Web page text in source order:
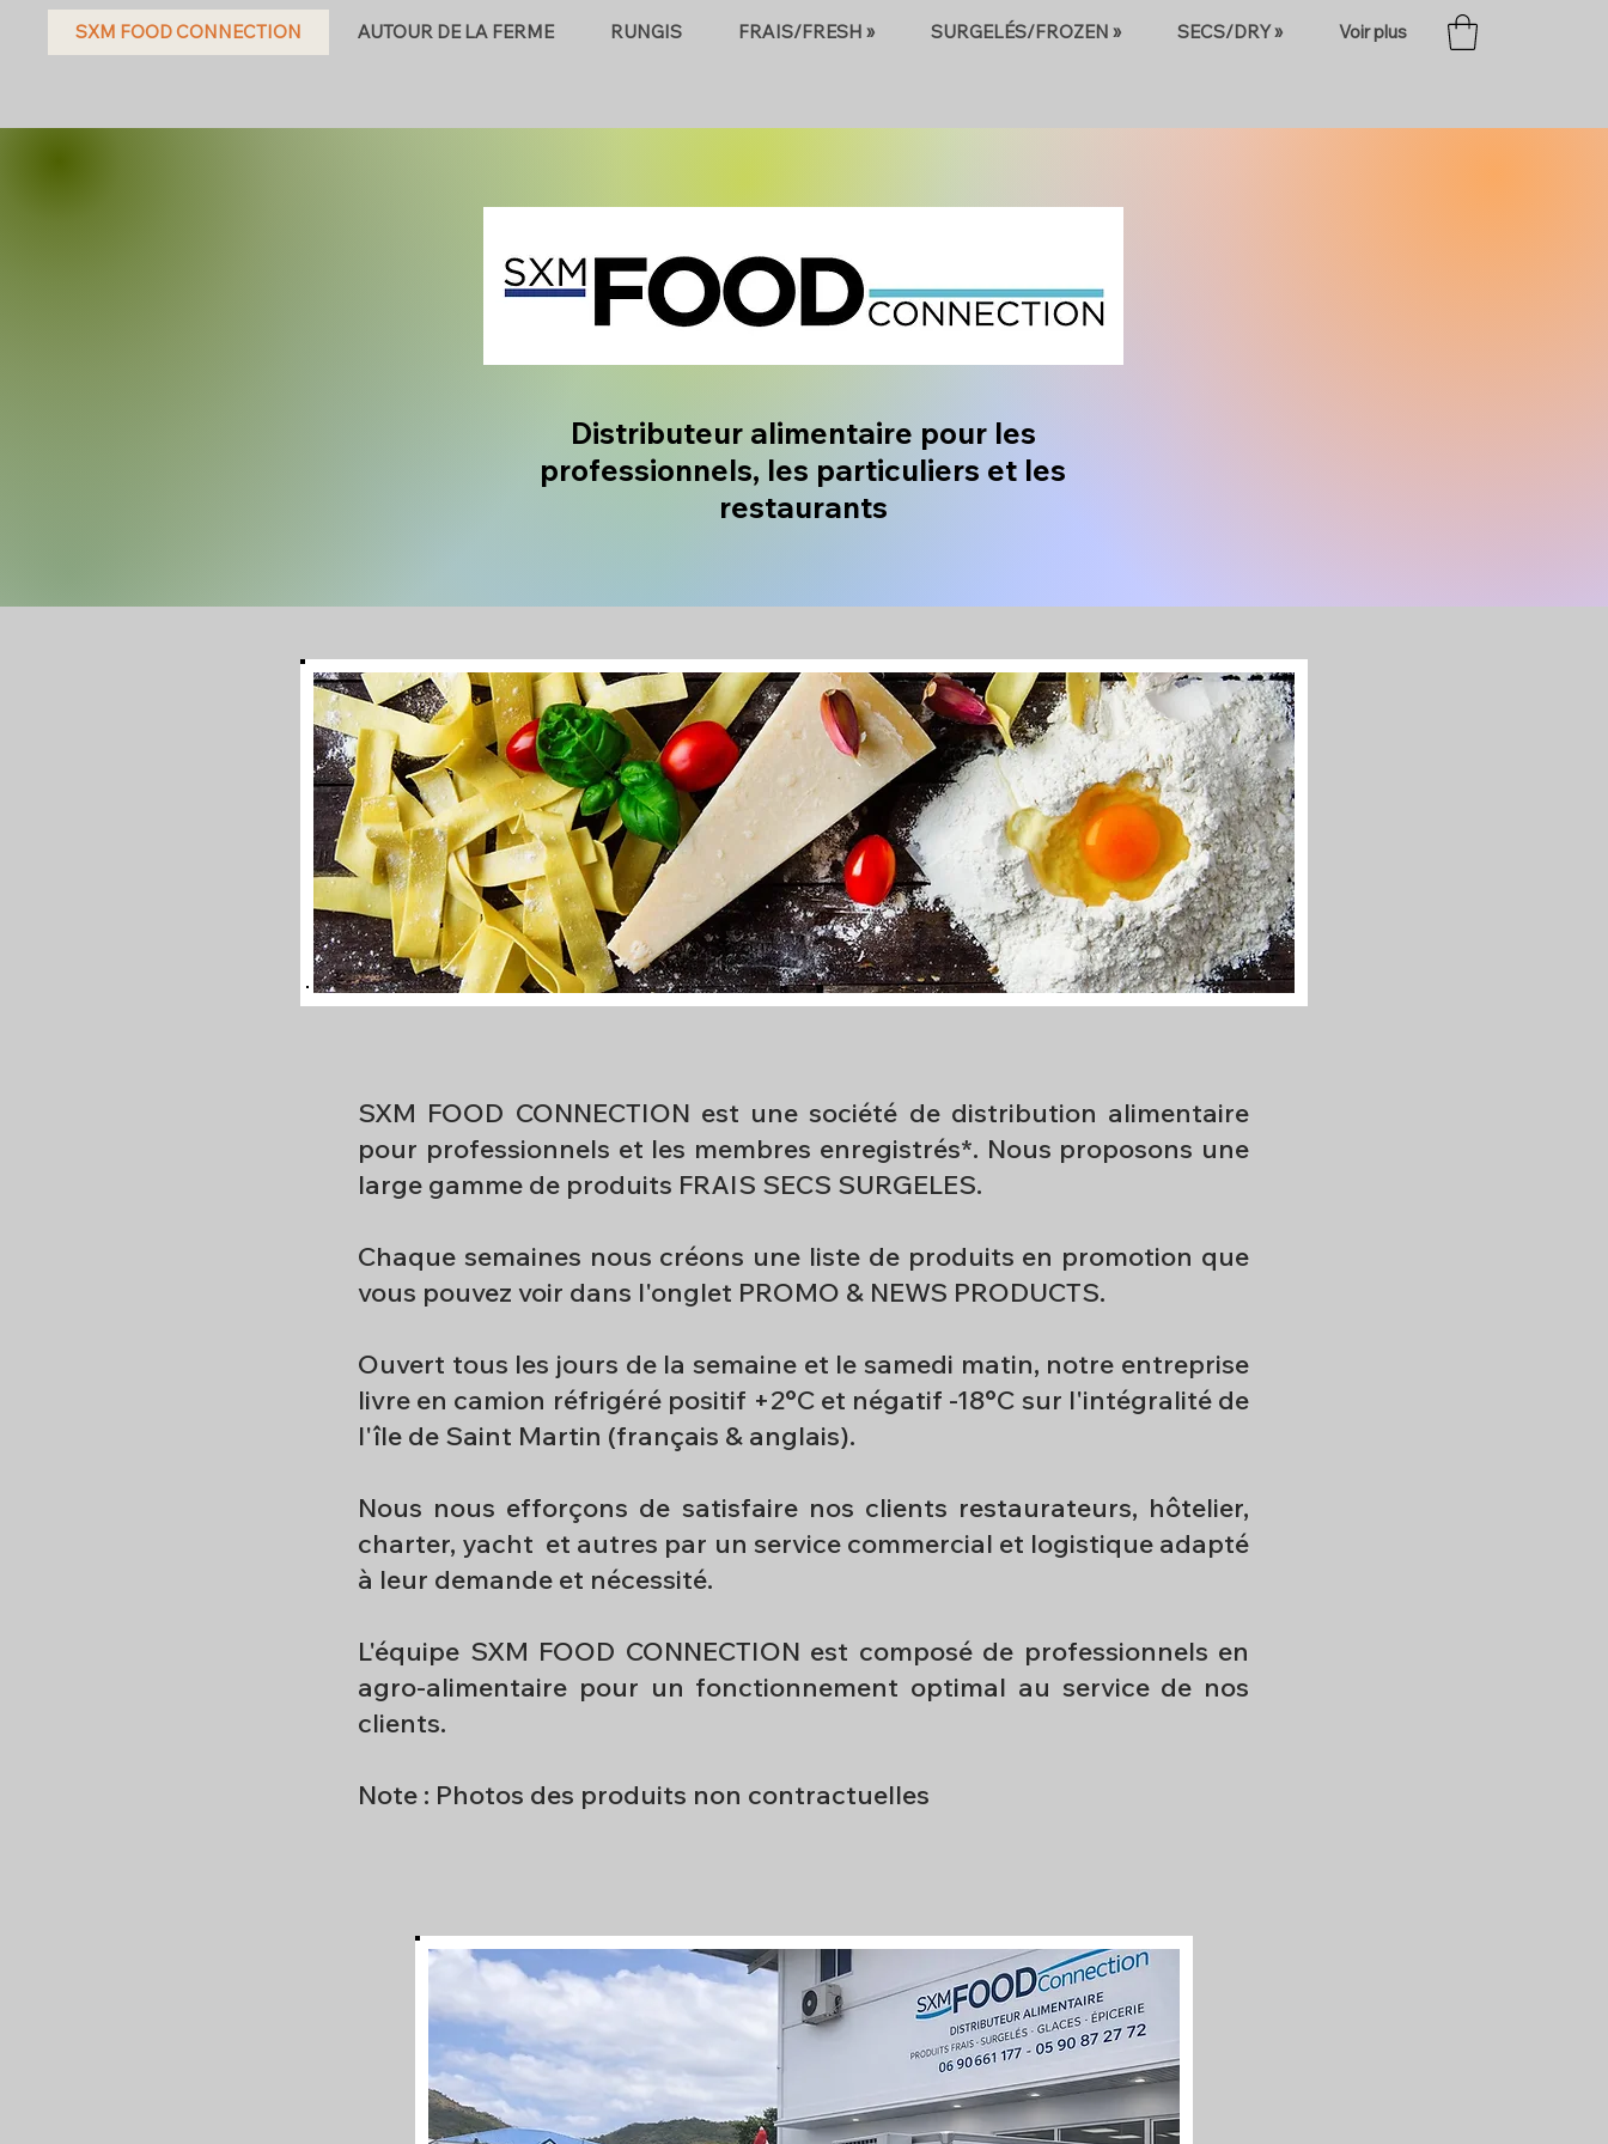
SXM FOOD CONNECTION AUTOUR DE LA FERME RUNGIS FRAIS/FRESH » SURGELÉS/FROZEN » SECS/DRY » Voir plus
Distributeuralimentaire pour les
professionnels, les particuliers et les
restaurants
SXM FOOD CONNECTION est une société de distribution alimentaire
pour professionnels et les membres enregistrés*. Nous proposons une
large gamme de produits FRAIS SECS SURGELES.
Chaque semaines nous créons une liste de produits en promotion que
vous pouvez voir dans l'onglet PROMO & NEWS PRODUCTS.
Ouvert tous les jours de la semaine et le samedi matin, notre entreprise
livre en camion réfrigéré positif +2°C et négatif -18°C sur l'intégralité de
l'île de Saint Martin (français & anglais).
Nous nous efforçons de satisfaire nos clients restaurateurs, hôtelier,
charter, yacht et autres par un service commercial et logistique adapté
à leur demande et nécessité.
L'équipe SXM FOOD CONNECTION est composé de professionnels en
agro-alimentaire pour un fonctionnement optimal au service de nos
clients.
Note : Photos des produits non contractuelles